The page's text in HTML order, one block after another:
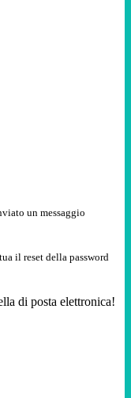
un messaggio
il reset della password
di posta elettronica!